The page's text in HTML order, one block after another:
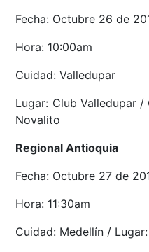
Fecha: Octubre 26 de
Hora: 10:00am
Cuidad: Valledupar
Lugar: Club Valledupar /
Novalito
Regional Antioquia
Fecha: Octubre 27 de
Hora: 11:30am
Cuidad: Medellín /